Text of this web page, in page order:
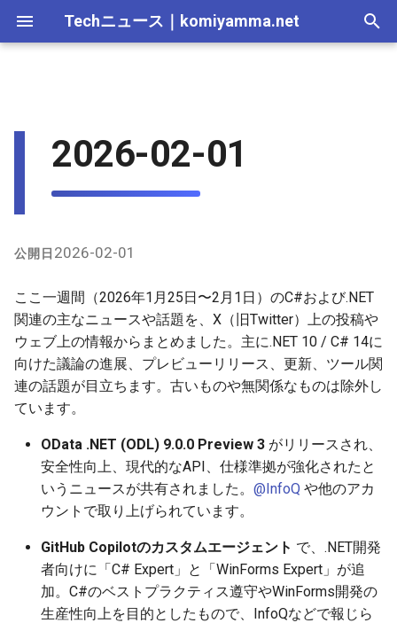
Techニュース komiyamma.net
a
l
z
i
n
g
2026-07-04
2026-06-06
2026-05-30
2026-05-23
2026-05-10
2026-05-03
2026-04-26
2026-04-19
MS・Windows｜2025年 2025-12-21
2025-11-30
2025-11-23
2025-11-16
2025-11-02
2025-10-26
2025-10-19
2025-10-12
2026-07-04
2026-06-10
2026-06-06
2026-05-30
2026-05-15
2026-05-08
2026-05-01
2026-04-24
2025-12-21
2025-12-07
2025-11-30
2025-11-23
2025-11-16
2025-11-02
2025-10-26
2025-10-19
2025-10-12
2026-07-05
2026-06-14
2026-06-07
2026-05-31
2026-05-17
2026-05-10
2026-05-03
2026-04-26
Cloudサービス｜2025年 2025-12-21
2025-11-30
2025-11-23
2025-11-16
2025-11-02
2025-10-26
2025-10-19
2025-10-12
2026-07-05
2026-06-14
2026-06-07
2026-05-31
2026-05-17
2026-05-10
2026-05-03
2026-04-26
React・JS・TS｜2025年 2025-12-21
2025-11-30
2025-11-23
2025-11-16
2025-11-02
2025-10-26
2025-10-19
2025-10-12
2026-07-05
2026-06-14
2026-06-07
2026-05-31
2026-05-17
2026-05-10
2026-05-03
2026-04-26
Web技術｜2025年 2025-12-21
2025-11-30
2025-11-23
2025-11-16
2025-11-02
2025-10-26
2025-10-19
2025-10-12
2026-07-05
2026-06-14
2026-06-07
2026-05-31
2026-05-17
2026-05-10
2026-05-03
2026-04-26
2025-12-21
2025-11-30
2025-11-23
2025-11-16
2025-11-02
2025-10-26
2025-10-19
2025-10-12
2026-02-01
公開日 2026-02-01
ここ一週間（2026年1月25日〜2月1日）のC#および.NET
関連の主なニュースや話題を、X（旧Twitter）上の投稿や
ウェブ上の情報からまとめました。主に.NET 10 / C# 14に
向けた議論の進展、プレビューリリース、更新、ツール関
連の話題が目立ちます。古いものや無関係なものは除外し
ています。
OData .NET (ODL) 9.0.0 Preview 3 がリリースされ、
安全性向上、現代的なAPI、仕様準拠が強化されたと
いうニュースが共有されました。 @InfoQ や他のアカ
ウントで取り上げられています。
GitHub Copilotのカスタムエージェント で、.NET開発
者向けに「C# Expert」と「WinForms Expert」が追
加。C#のベストプラクティス遵守やWinForms開発の
生産性向上を目的としたもので、InfoQなどで報じら